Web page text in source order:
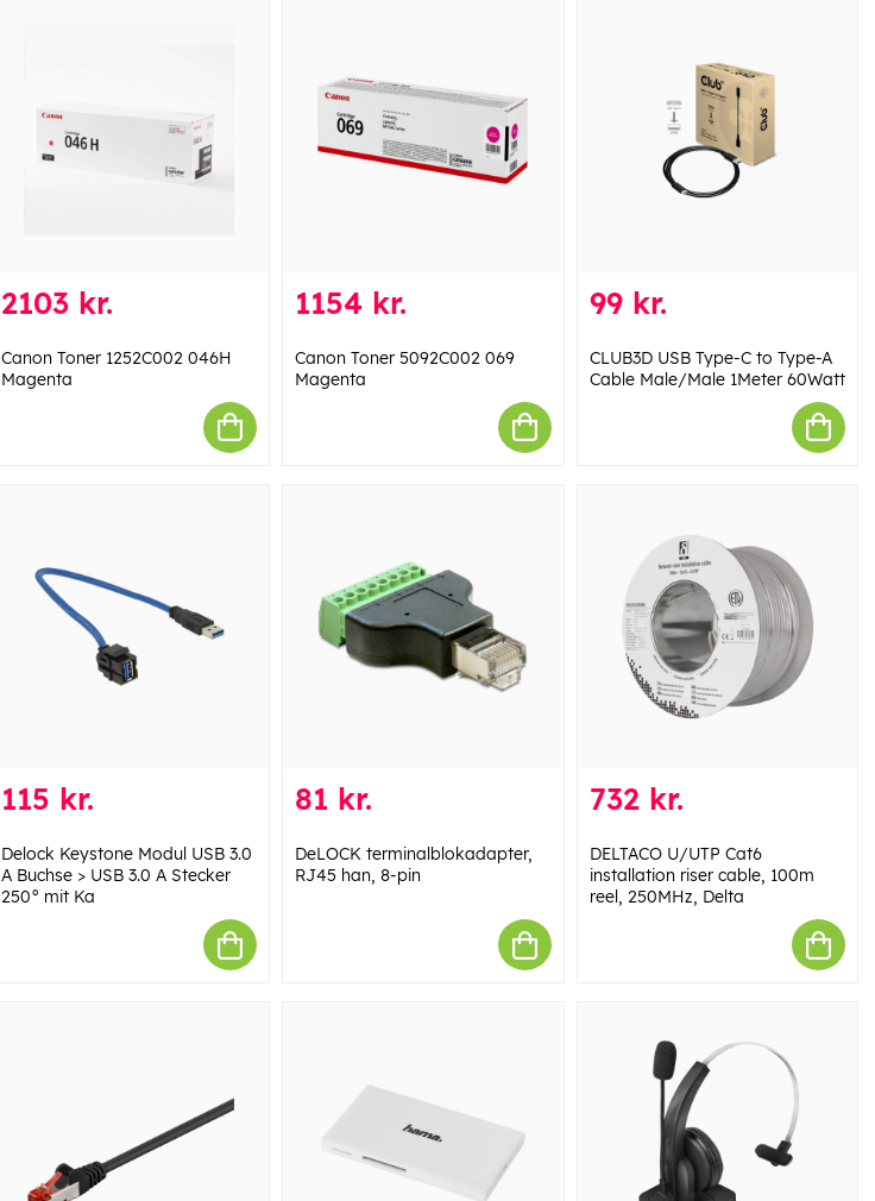
2103 kr.
Canon Toner 1252C002 046H
Magenta
1154 kr.
Canon Toner 5092C002 069
Magenta
99 kr.
CLUB3D USB Type-C to Type-A
Cable Male/Male 1Meter 60Watt
115 kr.
Delock Keystone Modul USB 3.0
A Buchse > USB 3.0 A Stecker
250° mit Ka
81 kr.
DeLOCK terminalblokadapter,
RJ45 han, 8-pin
732 kr.
DELTACO U/UTP Cat6
installation riser cable, 100m
reel, 250MHz, Delta